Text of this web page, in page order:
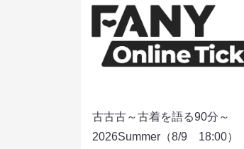
古古古～古着を語る90分～
2026Summer（8/9 18:00）